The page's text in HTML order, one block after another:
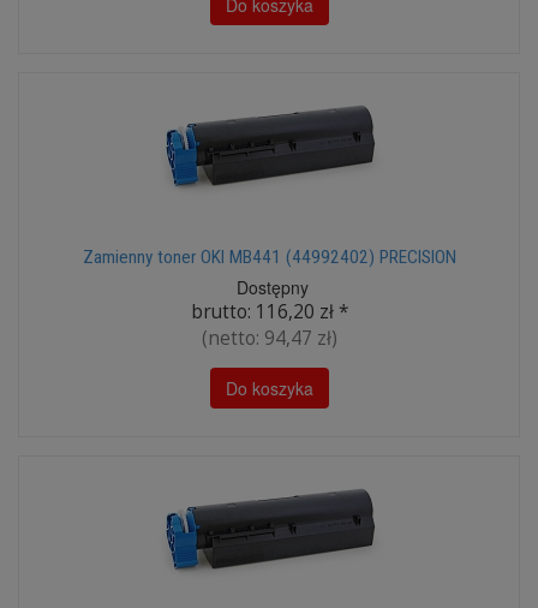
Do koszyka
Zamienny toner OKI MB441 (44992402) PRECISION
Dostępny
brutto: 116,20 zł*
(netto: 94,47 zł)
Do koszyka